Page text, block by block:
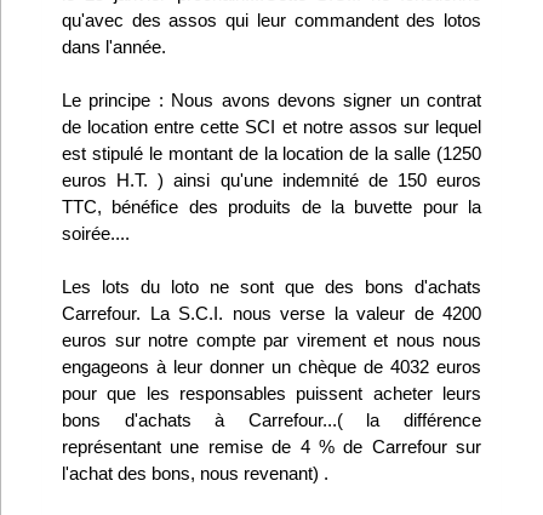
Infos
Abo Lettrasso
Désabo Lettrasso
Nous contacter
qu'avec des assos qui leur commandent des lotos
dans l'année.
Le principe : Nous avons devons signer un contrat
de location entre cette SCI et notre assos sur lequel
est stipulé le montant de la location de la salle (1250
euros H.T. ) ainsi qu'une indemnité de 150 euros
TTC, bénéfice des produits de la buvette pour la
soirée....
Les lots du loto ne sont que des bons d'achats
Carrefour. La S.C.I. nous verse la valeur de 4200
euros sur notre compte par virement et nous nous
engageons à leur donner un chèque de 4032 euros
pour que les responsables puissent acheter leurs
bons d'achats à Carrefour...( la différence
représentant une remise de 4 % de Carrefour sur
l'achat des bons, nous revenant) .